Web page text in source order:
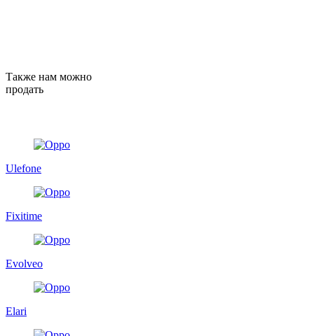
Также нам можно
продать
Ulefone
Fixitime
Evolveo
Elari